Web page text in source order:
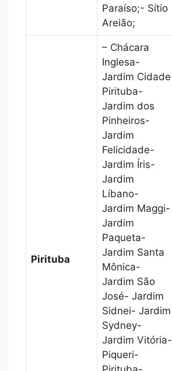
Paraíso;- Sítio
Areião;
Pirituba
– Chácara
Inglesa-
Jardim Cidade
Pirituba-
Jardim dos
Pinheiros-
Jardim
Felicidade-
Jardim Íris-
Jardim
Líbano-
Jardim Maggi-
Jardim
Paqueta-
Jardim Santa
Mônica-
Jardim São
José- Jardim
Sidnei- Jardim
Sydney-
Jardim Vitória-
Piqueri-